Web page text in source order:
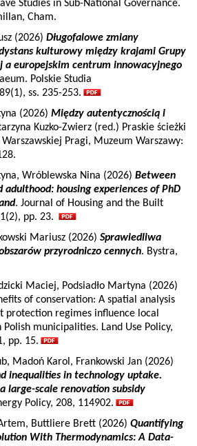
Studies in Sub-National Governance.
Cham.
(2026) Długofalowe zmiany
kulturowy między krajami Grupy
a europejskim centrum innowacyjnego
Polskie Studia
ss. 235-253.
(2026) Między autentycznością i
Kuzko-Zwierz (red.) Praskie ścieżki
Pragi, Muzeum Warszawy:
Wróblewska Nina (2026) Between
adulthood: housing experiences of PhD
. Journal of Housing and the Built
pp. 23.
Mariusz (2026) Sprawiedliwa
przyrodniczo cennych. Bystra,
Maciej, Podsiadło Martyna (2026)
of conservation: A spatial analysis
protection regimes influence local
municipalities. Land Use Policy,
pp. 15.
Madoń Karol, Frankowski Jan (2026)
inequalities in technology uptake.
large-scale renovation subsidy
Policy, 208, 114902.
Buttliere Brett (2026) Quantifying
With Thermodynamics: A Data-